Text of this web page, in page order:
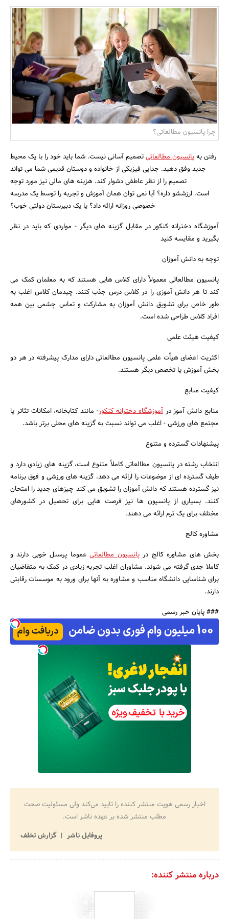
بانک، بیمه و سرمایه
مسکن و ساختمان
چرا پانسیون مطالعاتی؟
رفتن بهپانسیون مطالعاتیتصمیم آسانی نیست. شما باید خود را با یک محیط
جدید وفق دهید. جدایی فیزیکی از خانواده و دوستان قدیمی شما می تواند
تصمیم را از نظر عاطفی دشوار کند. هزینه های مالی نیز مورد توجه
است. ارزششو داره؟ آیا نمی توان همان آموزش و تجربه را توسط یک مدرسه
خصوصی روزانه ارائه داد؟ یا یک دبیرستان دولتی خوب؟
آموزشگاه دخترانه کنکور در مقابل گزینه های دیگر - مواردی که باید در نظر
بگیرید و مقایسه کنید
توجه به دانش آموزان
پانسیون مطالعاتی معمولاً دارای کلاس هایی هستند که به معلمان کمک می
کند تا هر دانش آموزی را در کلاس درس جذب کنند. چیدمان کلاس اغلب به
طور خاص برای تشویق دانش آموزان به مشارکت و تماس چشمی بین همه
افراد کلاس طراحی شده است.
کیفیت هیئت علمی
اکثریت اعضای هیأت علمی پانسیون مطالعاتی دارای مدارک پیشرفته در هر دو
بخش آموزش یا تخصص دیگر هستند.
کیفیت منابع
منابع دانش آموز درآموزشگاه دخترانه کنکور- مانند کتابخانه، امکانات تئاتر یا
مجتمع های ورزشی - اغلب می تواند نسبت به گزینه های محلی برتر باشد.
پیشنهادات گسترده و متنوع
انتخاب رشته در پانسیون مطالعاتی کاملاً متنوع است، گزینه های زیادی دارد و
طیف گسترده ای از موضوعات را ارائه می دهد. گزینه های ورزشی و فوق برنامه
نیز گسترده هستند که دانش آموزان را تشویق می کند چیزهای جدید را امتحان
کنند. بسیاری از پانسیون ها نیز فرصت هایی برای تحصیل در کشورهای
مختلف برای یک ترم ارائه می دهند.
مشاوره کالج
بخش های مشاوره کالج درپانسیون مطالعاتیعموما پرسنل خوبی دارند و
کاملا جدی گرفته می شوند. مشاوران اغلب تجربه زیادی در کمک به متقاضیان
برای شناسایی دانشگاه مناسب و مشاوره به آنها برای ورود به موسسات رقابتی
دارند.
### پایان خبر رسمی
اخبار رسمی هویت منتشر کننده را تایید می‌کند ولی مسئولیت صحت
مطلب منتشر شده بر عهده ناشر است.
پروفایل ناشر
گزارش تخلف
درباره منتشر کننده: